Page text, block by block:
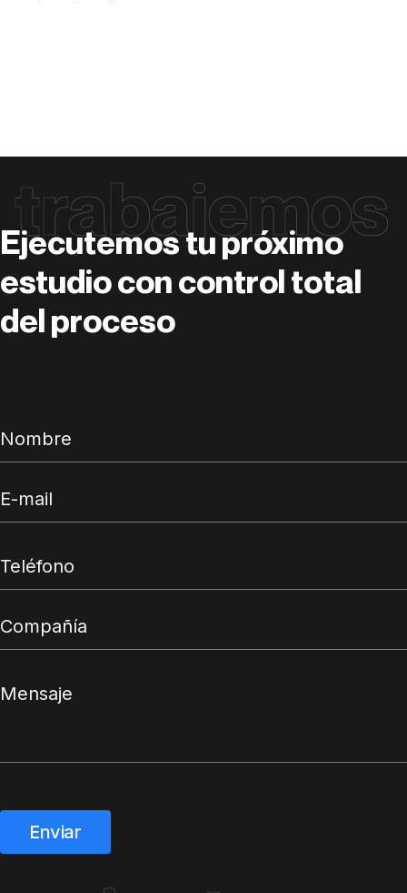
trabajemos
Ejecutemos tu próximo
estudio con control total
del proceso
Enviar